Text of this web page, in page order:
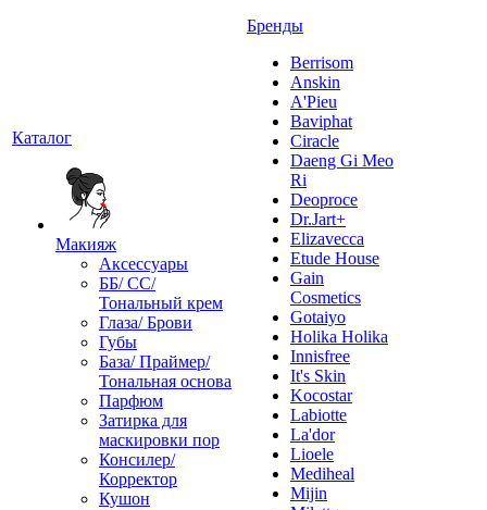
Каталог
Макияж
Аксессуары
ББ/ СС/
Тональный крем
Глаза/ Брови
Губы
База/ Праймер/
Тональная основа
Парфюм
Затирка для
маскировки пор
Консилер/
Корректор
Кушон
Бренды
Berrisom
Anskin
A'Pieu
Baviphat
Ciracle
Daeng Gi Meo
Ri
Deoproce
Dr.Jart+
Elizavecca
Etude House
Gain
Cosmetics
Gotaiyo
Holika Holika
Innisfree
It's Skin
Kocostar
Labiotte
La'dor
Lioele
Mediheal
Mijin